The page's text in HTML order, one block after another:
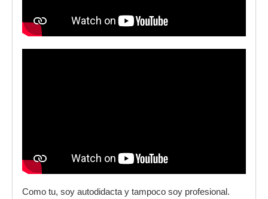
Como tu, soy autodidacta y tampoco soy profesional.